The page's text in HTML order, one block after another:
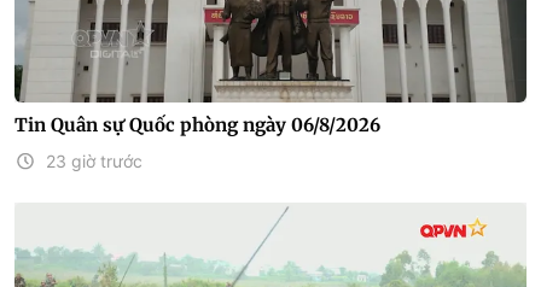
Tin Quân sự Quốc phòng ngày 06/8/2026
23 giờ trước